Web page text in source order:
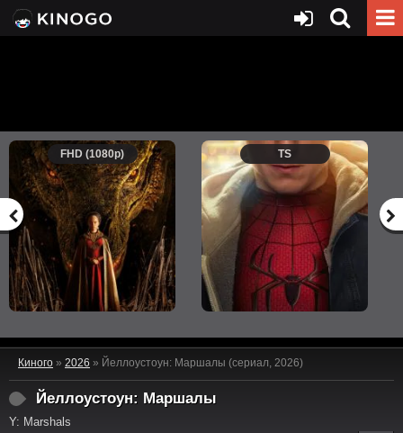
FHD (1080p) TS
Киного » 2026 » Йеллоустоун: Маршалы (сериал, 2026)
Йеллоустоун: Маршалы
Y: Marshals